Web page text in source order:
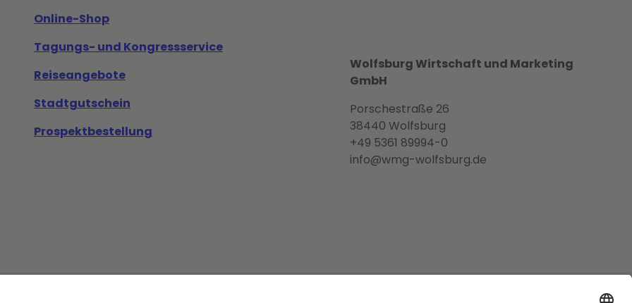
Online-Shop
Tagungs- und Kongressservice
Reiseangebote
Stadtgutschein
Prospektbestellung
Wolfsburg Wirtschaft und Marketing
GmbH
Porschestraße 26
38440 Wolfsburg
+49 5361 89994-0
info@wmg-wolfsburg.de